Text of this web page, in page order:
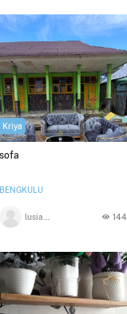
Kriya
sofa
BENGKULU
144